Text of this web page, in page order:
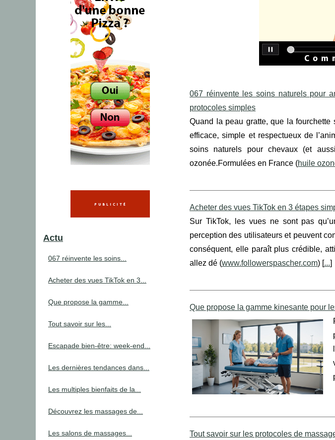
067 réinvente les soins naturels pour
protocoles simples
Quand la peau gratte, que la fourchette
efficace, simple et respectueux de
soins naturels pour chevaux (et
ozonée.Formulées en France (huile
Acheter des vues TikTok en 3 étapes
Sur TikTok, les vues ne sont pas
perception des utilisateurs et peuvent
conséquent, elle paraît plus crédible,
allez dé (www.followerspascher.com) [...]
Que propose la gamme kinesante pour
Tout savoir sur les protocoles de
Actu
067 réinvente les soins...
Acheter des vues TikTok en 3...
Que propose la gamme...
Tout savoir sur les...
Escapade bien-être: week-end...
Les dernières tendances dans...
Les multiples bienfaits de la...
Découvrez les massages de...
Les salons de massages...